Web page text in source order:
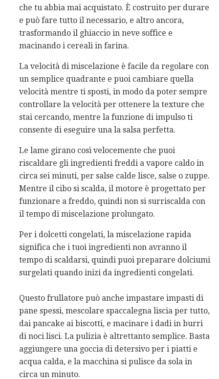
che tu abbia mai acquistato. È costruito per durare
e può fare tutto il necessario, e altro ancora,
trasformando il ghiaccio in neve soffice e
macinando i cereali in farina.
La velocità di miscelazione è facile da regolare con
un semplice quadrante e puoi cambiare quella
velocità mentre ti sposti, in modo da poter sempre
controllare la velocità per ottenere la texture che
stai cercando, mentre la funzione di impulso ti
consente di eseguire una la salsa perfetta.
Le lame girano così velocemente che puoi
riscaldare gli ingredienti freddi a vapore caldo in
circa sei minuti, per salse calde lisce, salse o zuppe.
Mentre il cibo si scalda, il motore è progettato per
funzionare a freddo, quindi non si surriscalda con
il tempo di miscelazione prolungato.
Per i dolcetti congelati, la miscelazione rapida
significa che i tuoi ingredienti non avranno il
tempo di scaldarsi, quindi puoi preparare dolciumi
surgelati quando inizi da ingredienti congelati.
Questo frullatore può anche impastare impasti di
pane spessi, mescolare spaccalegna liscia per tutto,
dai pancake ai biscotti, e macinare i dadi in burri
di noci lisci. La pulizia è altrettanto semplice. Basta
aggiungere una goccia di detersivo per i piatti e
acqua calda, e la macchina si pulisce da sola in
circa un minuto.